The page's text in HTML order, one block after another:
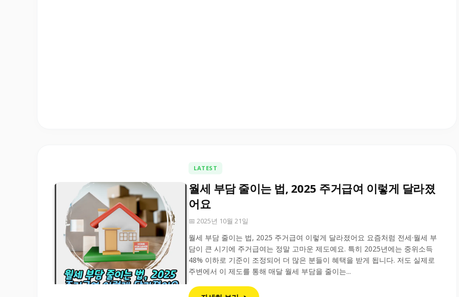
LATEST
월세 부담 줄이는 법, 2025 주거급여 이렇게 달라졌
어요
📅 2025년 10월 21일
월세 부담 줄이는 법, 2025 주거급여 이렇게 달라졌어요 요즘처럼 전세·월세 부
담이 큰 시기에 주거급여는 정말 고마운 제도예요. 특히 2025년에는 중위소득
48% 이하로 기준이 조정되어 더 많은 분들이 혜택을 받게 됩니다. 저도 실제로
주변에서 이 제도를 통해 매달 월세 부담을 줄이는...